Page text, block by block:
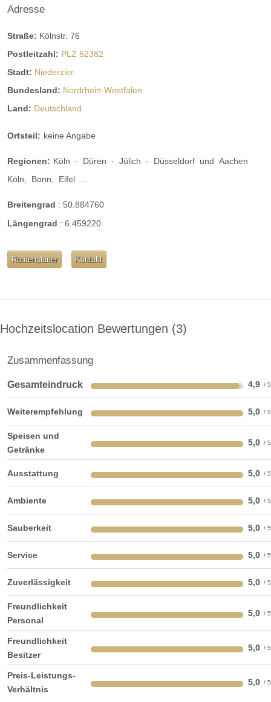
Adresse
Straße: Kölnstr. 76
Postleitzahl: PLZ 52382
Stadt: Niederzier
Bundesland: Nordrhein-Westfalen
Land: Deutschland
Ortsteil: keine Angabe
Regionen: Köln - Düren - Jülich - Düsseldorf und Aachen
Köln,
Bonn, Eifel ...
Breitengrad : 50.884760
Längengrad : 6.459220
Routenplaner Kontakt
Hochzeitslocation Bewertungen 3
Zusammenfassung
Gesamteindruck 4,9
Weiterempfehlung 5,0
Speisen und
Getränke
5,0
Ausstattung 5,0
Ambiente 5,0
Sauberkeit 5,0
Service 5,0
Zuverlässigkeit 5,0
Freundlichkeit
Personal
5,0
Freundlichkeit
Besitzer
5,0
Preis-Leistungs-
Verhältnis
5,0